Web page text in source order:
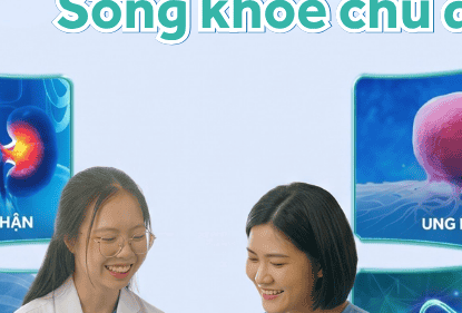
suất thẩm thấu keo nhờ đó giúp giữ nước nằm ở
trò vận chuyển các thành phần quan trọng
nội tiết tố và các enzym.
chuẩn để
. Khi bệnh
năng tổng hợp albumin. Mức albumin trong máu
là những phân tử được biệt hóa có hoạt